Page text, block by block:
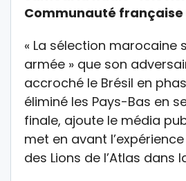
Communauté française
« La sélection marocaine
armée » que son
accroché le Brésil en
éliminé les Pays-Bas en
finale, ajoute le média
met en avant
des Lions de l’Atlas dans